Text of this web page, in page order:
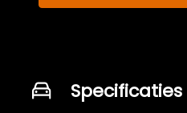
Specificaties